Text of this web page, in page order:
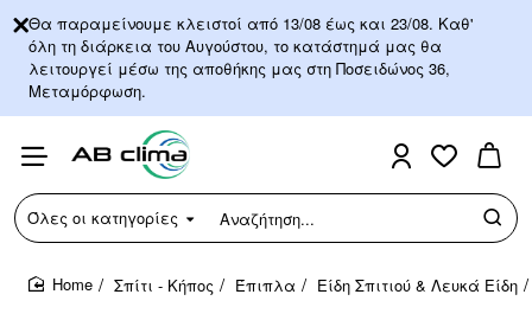
Θα παραμείνουμε κλειστοί από 13/08 έως και 23/08. Καθ'
όλη τη διάρκεια του Αυγούστου, το κατάστημά μας θα
λειτουργεί μέσω της αποθήκης μας στη Ποσειδώνος 36,
Μεταμόρφωση.
Όλες οι κατηγορίες
Αναζήτηση...
Σπίτι - Κήπος Έπιπλα Είδη Σπιτιού & Λευκά Είδη